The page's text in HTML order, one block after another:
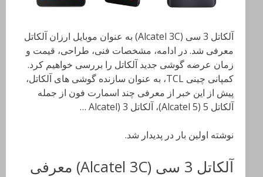
آلکاتل 3 سی (Alcatel 3C) به عنوان موبایل ارزان آلکاتل
معرفی شد. در ادامه، مشخصات فنی، طراحی، قیمت و
زمان عرضه گوشی جدید آلکاتل را بررسی خواهیم کرد.
کمپانی چینی TCL، به عنوان سازنده گوشی های آلکاتل،
پیش از این خبر از معرفی چند اسمارت فون از جمله
آلکاتل 5 (Alcatel 5)، آلکاتل 3 (Alcatel …
نوشته اولین بار در پدیدار شد.
آلکاتل 3 سی (Alcatel 3C) معرفی